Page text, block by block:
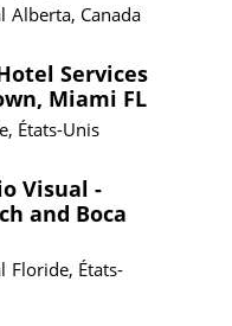
Alberta, Canada
Services
Miami FL
États-Unis
Visual -
and Boca
Floride, États-